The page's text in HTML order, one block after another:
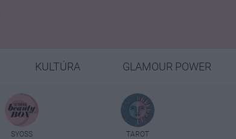
KULTÚRA GLAMOUR POWER
SYOSS TAROT